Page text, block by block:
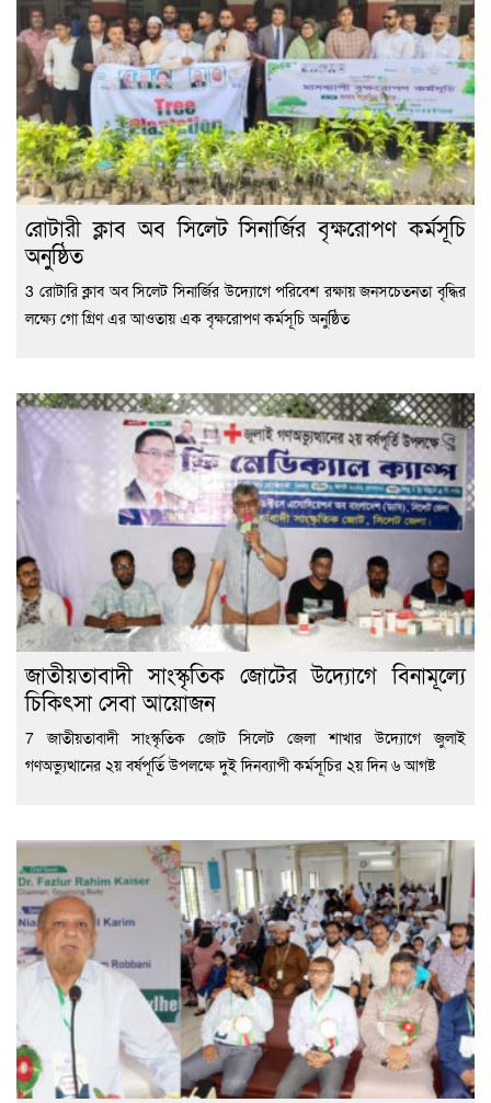
রোটারী ক্লাব অব সিলেট সিনার্জির বৃক্ষরোপণ কর্মসূচি
অনুষ্ঠিত
3 রোটারি ক্লাব অব সিলেট সিনার্জির উদ্যোগে পরিবেশ রক্ষায় জনসচেতনতা বৃদ্ধির
লক্ষ্যে গো গ্রিণ এর আওতায় এক বৃক্ষরোপণ কর্মসূচি অনুষ্ঠিত
জাতীয়তাবাদী সাংস্কৃতিক জোটের উদ্যোগে বিনামূল্যে
চিকিৎসা সেবা আয়োজন
7 জাতীয়তাবাদী সাংস্কৃতিক জোট সিলেট জেলা শাখার উদ্যোগে জুলাই
গণঅভ্যুত্থানের ২য় বর্ষপূর্তি উপলক্ষে দুই দিনব্যাপী কর্মসূচির ২য় দিন ৬ আগষ্ট